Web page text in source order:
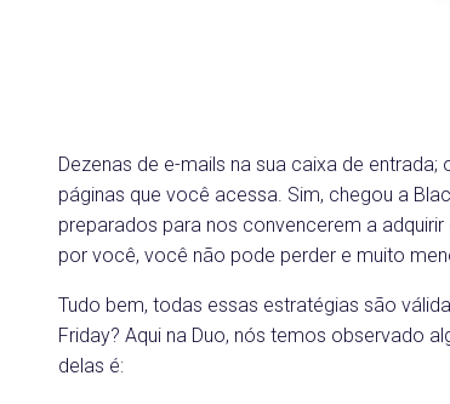
Dezenas de e-mails na sua caixa de
páginas que você acessa. Sim, chegou a
preparados para nos convencerem a
por você, você não pode perder e muito
Tudo bem, todas essas estratégias são
Friday? Aqui na Duo, nós temos observado
delas é: